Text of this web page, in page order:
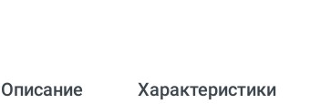
Описание Характеристики